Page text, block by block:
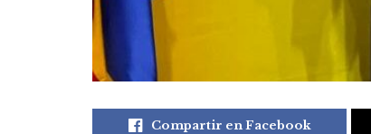
Compartir en Facebook